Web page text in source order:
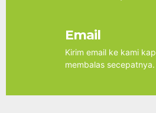
Email
Kirim email ke kami
membalas secepatnya.